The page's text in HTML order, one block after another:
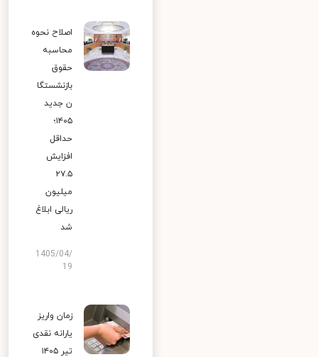
اصلاح نحوه
محاسبه
حقوق
بازنشستگا
ن جدید
۱۴۰۵؛
حداقل
افزایش
۲۷.۵
میلیون
ریالی ابلاغ
شد
1405/04/
19
زمان واریز
یارانه نقدی
تیر ۱۴۰۵